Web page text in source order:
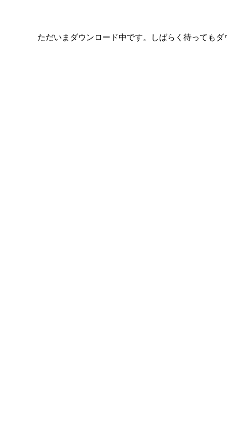
ただいまダウンロード中です。しばらく待っても